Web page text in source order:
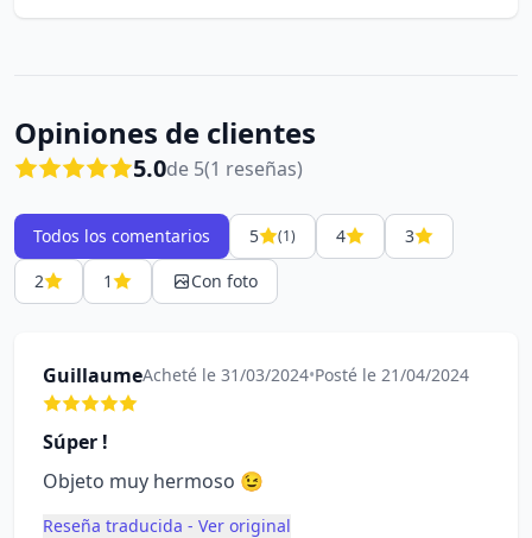
Opiniones de clientes
5.0de 5(1 reseñas)
Todos los comentarios 5 (1) 4
3
2
1 Con foto
GuillaumeAcheté le 31/03/2024•Posté le 21/04/2024
Súper !
Objeto muy hermoso 😉
Reseña traducida - Ver original